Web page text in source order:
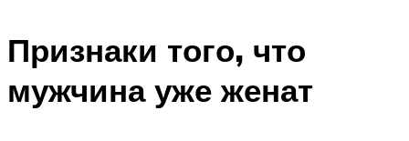
Признаки того, что
мужчина уже женат